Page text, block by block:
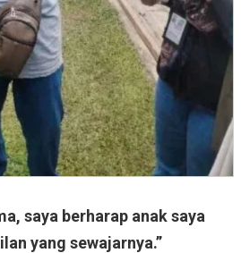
saya berharap anak saya
yang sewajarnya.”